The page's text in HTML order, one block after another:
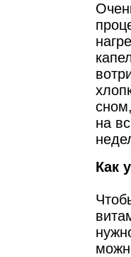
на
Как